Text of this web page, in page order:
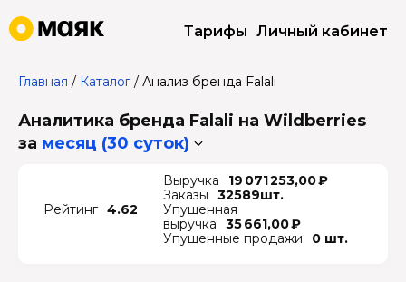
Тарифы Личный кабинет
Главная / Каталог/ Анализ бренда Falali
Аналитика бренда Falali на Wildberries
за месяц (30 суток)
Рейтинг 4.62
Выручка
19 071 253,00 ₽
Заказы
32589шт.
Упущенная
выручка
35 661,00 ₽
Упущенные продажи
0 шт.